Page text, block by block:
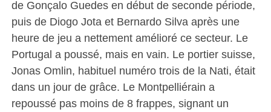
de Gonçalo Guedes en début de seconde période,
puis de Diogo Jota et Bernardo Silva après une
heure de jeu a nettement amélioré ce secteur. Le
Portugal a poussé, mais en vain. Le portier suisse,
Jonas Omlin, habituel numéro trois de la Nati, était
dans un jour de grâce. Le Montpelliérain a
repoussé pas moins de 8 frappes, signant un